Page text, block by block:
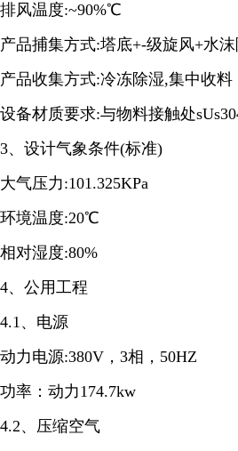
排风温度:~90%℃
产品捕集方式:塔底+-级旋风+水
产品收集方式:冷冻除湿,集中收料
设备材质要求:与物料接触处
3、设计气象条件(标准)
大气压力:101.325KPa
环境温度:20℃
相对湿度:80%
4、公用工程
4.1、电源
动力电源:380V，3相，50HZ
功率：动力174.7kw
4.2、压缩空气